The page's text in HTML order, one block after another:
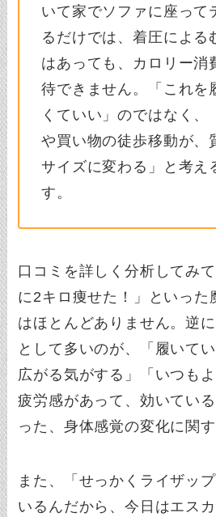
いて家でソファに座って
るだけでは、着圧による
はあっても、カロリー消
待できません。「これを
くていい」のではなく、
や買い物の徒歩移動が、
サイズに変わる」と考え
す。
口コミを詳しく分析してみ
に2キロ痩せた！」といった
はほとんどありません。逆
として多いのが、「履いて
広がる気がする」「いつも
疲労感があって、効いてい
った、身体感覚の変化に関す
また、「せっかくライザッ
いるんだから、今日はエス